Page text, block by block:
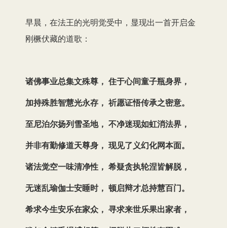
早晨，在法王的光明觉受中，显现出一首开启金
刚橛伏藏的道歌：
诸佛事业总集文殊尊， 住于心间童子瓶身界，
加持殊胜智慧光永存， 祈愿证悟传承之密意。
至尼泊尔扬列雪圣地， 不净迷现如虹消法界，
并非有勤修道天尊身， 现见了义幻化网本面。
诸法觉空一味清净性， 希疑贪执轮涅皆解脱，
无迷乱瑜伽士安睡时， 顿启辩才总持慧百门。
希求今生安乐在家众， 寻求来世乐果出家者，